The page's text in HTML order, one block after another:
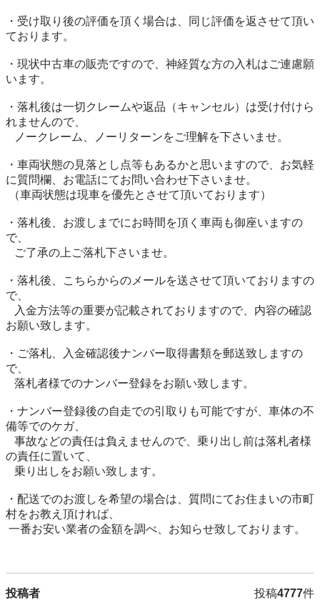
・受け取り後の評価を頂く場合は、同じ評価を返させて頂い
ております。
・現状中古車の販売ですので、神経質な方の入札はご連慮願
います。
・落札後は一切クレームや返品（キャンセル）は受け付けら
れませんので、
・車両状態の見落とし点等もあるかと思いますので、お気軽
に質問欄、お電話にてお問い合わせ下さいませ。
・落札後、お渡しまでにお時間を頂く車両も御座いますの
で、
・落札後、こちらからのメールを送させて頂いておりますの
で、
お願い致します。
・ご落札、入金確認後ナンバー取得書類を郵送致しますの
で、
・ナンバー登録後の自走での引取りも可能ですが、車体の不
備等でのケガ、
の責任に置いて、
・配送でのお渡しを希望の場合は、質問にてお住まいの市町
村をお教え頂ければ、
投稿者 投稿4777件